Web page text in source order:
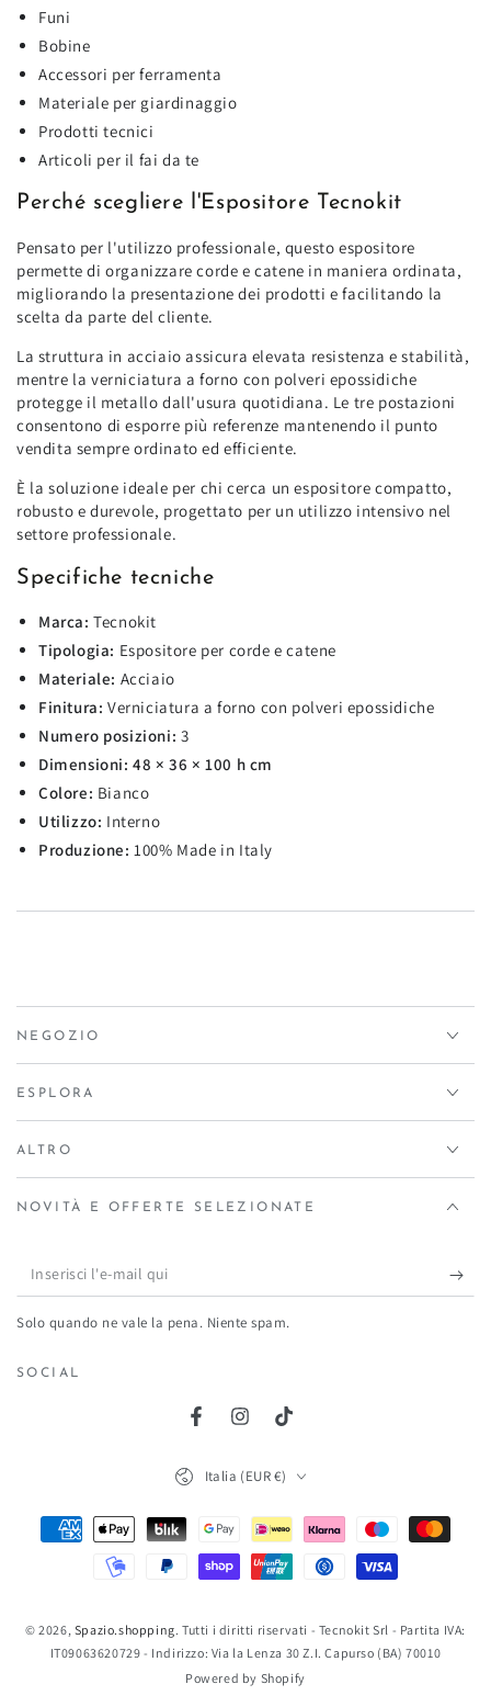
Funi
Bobine
Accessori per ferramenta
Materiale per giardinaggio
Prodotti tecnici
Articoli per il fai da te
Perché scegliere l'Espositore Tecnokit
Pensato per l'utilizzo professionale, questo espositore
permette di organizzare corde e catene in maniera ordinata,
migliorando la presentazione dei prodotti e facilitando la
scelta da parte del cliente.
La struttura in acciaio assicura elevata resistenza e stabilità,
mentre la verniciatura a forno con polveri epossidiche
protegge il metallo dall'usura quotidiana. Le tre postazioni
consentono di esporre più referenze mantenendo il punto
vendita sempre ordinato ed efficiente.
È la soluzione ideale per chi cerca un espositore compatto,
robusto e durevole, progettato per un utilizzo intensivo nel
settore professionale.
Specifiche tecniche
Marca: Tecnokit
Tipologia: Espositore per corde e catene
Materiale: Acciaio
Finitura: Verniciatura a forno con polveri epossidiche
Numero posizioni: 3
Dimensioni: 48 × 36 × 100 h cm
Colore: Bianco
Utilizzo: Interno
Produzione: 100% Made in Italy
NEGOZIO
ESPLORA
ALTRO
NOVITÀ E OFFERTE SELEZIONATE
Inserisci
l'e-
mail
qui
Solo quando ne vale la pena. Niente spam.
SOCIAL
FacebookInstagramTikTok
© 2026, Spazio.shopping. Tutti i diritti riservati - Tecnokit Srl - Partita IVA:
IT09063620729 - Indirizzo: Via la Lenza 30 Z.I. Capurso (BA) 70010
Powered by Shopify
geografica
Italia (EUR €)
Modalità